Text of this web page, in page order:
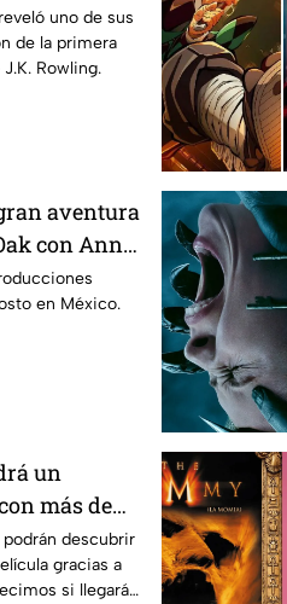
libros
uno de sus
de la primera
Rowling.
aventura
con Anne
de
de
en México.
un
más de
venderá
descubrir
gracias a
si llegará a